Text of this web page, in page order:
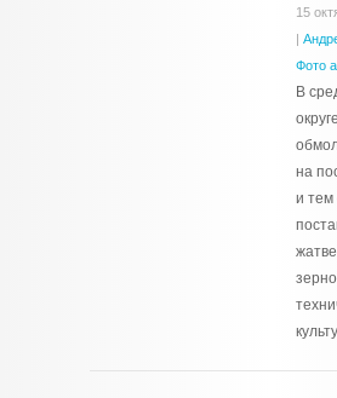
15
|
Фото
В
на
и